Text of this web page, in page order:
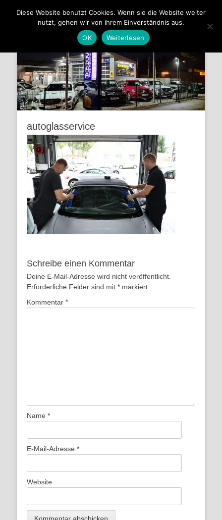
Automobile Beckmann
KFZ-Meisterbetrieb, Autoservice aus Leidenschaft, für alle
Fabrikate
autoglasservice
Schreibe einen Kommentar
Deine E-Mail-Adresse wird nicht veröffentlicht.
Erforderliche Felder sind mit * markiert
Kommentar *
Name *
E-Mail-Adresse *
Website
Diese Website benutzt Cookies. Wenn sie die Website weiter
nutzt, gehen wir von ihrem Einverständnis aus.
OK
Weiterlesen